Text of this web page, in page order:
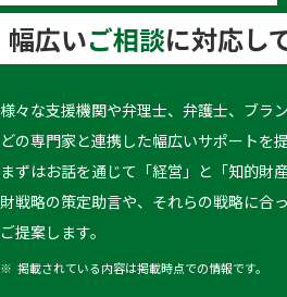
幅広いご相談に対応し
様々な支援機関や弁理士、弁護士、ブラ
どの専門家と連携した幅広いサポートを
まずはお話を通じて「経営」と「知的財
財戦略の策定助言や、それらの戦略に合
ご提案します。
掲載されている内容は掲載時点での情報です。